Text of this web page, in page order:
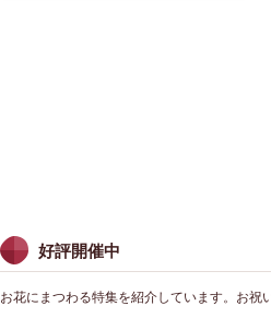
好評開催中
お花にまつわる特集を紹介しています。お祝